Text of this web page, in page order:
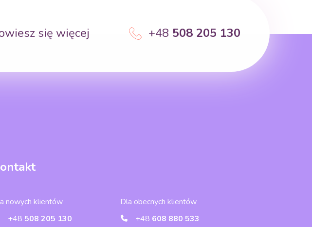
się więcej +48 508 205 130
nowych klientów
+48 508 205 130
Dla obecnych klientów
+48 608 880 533